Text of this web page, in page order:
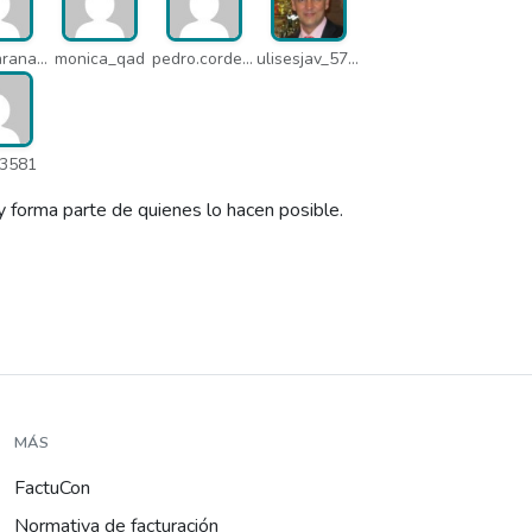
arseni.arana_16484 monica_qad pedro.corderonunez_qab ulisesjav_5758
parte de quienes lo hacen posible.
MÁS
FactuCon
Normativa de facturación